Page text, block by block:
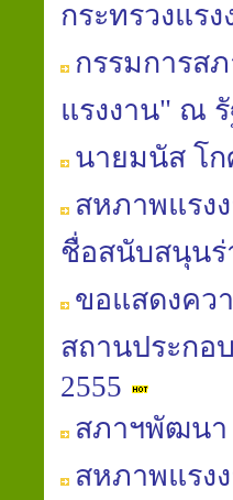
กระทรวงแรง
กรรมการส
แรงงาน" ณ
นายมนัส โ
สหภาพแรง
ชื่อสนับสนุนร่
ขอแสดงคว
สถานประกอ
2555
สภาฯพัฒนา
สหภาพแรง